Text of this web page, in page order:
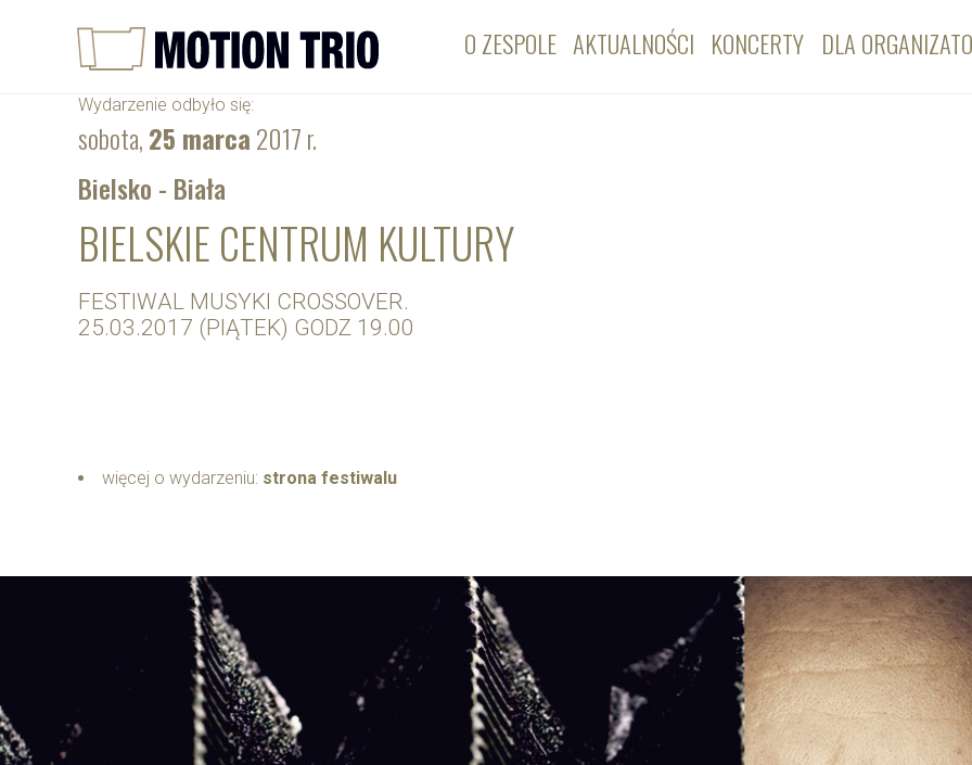
O ZESPOLE AKTUALNOŚCI KONCERTY DLA
Wydarzenie odbyło się:
sobota,25 marca2017 r.
Bielsko - Biała
BIELSKIE CENTRUM KULTURY
FESTIWAL MUSYKI CROSSOVER.
25.03.2017 (PIĄTEK) GODZ 19.00
więcej o wydarzeniu: strona festiwalu